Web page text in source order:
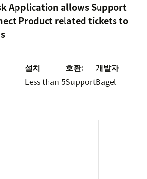
Application allows Support
Product related tickets to
설치
Less than 5
호환:
Support
개발자
Bagel